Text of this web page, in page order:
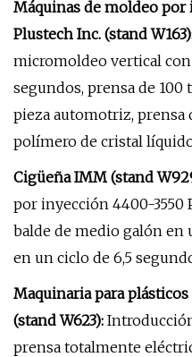
Máquinas de moldeo por
Plustech Inc. (stand
micromoldeo vertical con
segundos, prensa de
pieza automotriz,
polímero de cristal
Cigüeña IMM (stand
por inyección 4400-3550
balde de medio galón en
en un ciclo de 6,5
Maquinaria para
(stand W623):
prensa totalmente